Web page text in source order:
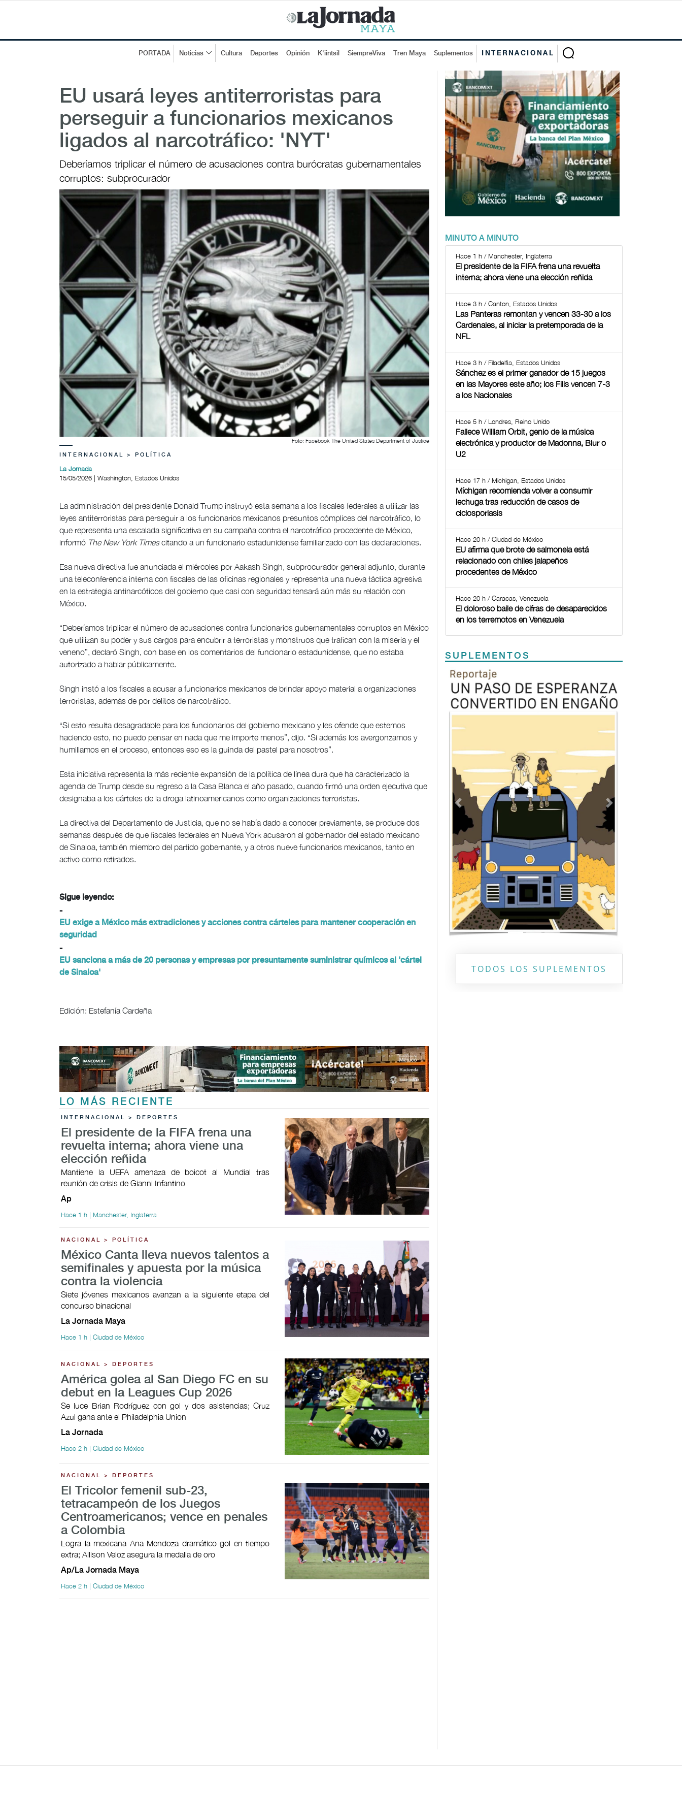
PORTADA Noticias Cultura Deportes Opinión K'iintsil SiempreViva Tren Maya Suplementos INTERNACIONAL
EU usará leyes antiterroristas para
perseguir a funcionarios mexicanos
ligados al narcotráfico: 'NYT'
Deberíamos triplicar el número de acusaciones contra burócratas gubernamentales
corruptos: subprocurador
Foto: Facebook The United States Department of Justice
INTERNACIONAL > POLÍTICA
La Jornada
15/05/2026 | Washington, Estados Unidos
La administración del presidente Donald Trump instruyó esta semana a los fiscales federales a utilizar las
leyes antiterroristas para perseguir a los funcionarios mexicanos presuntos cómplices del narcotráfico, lo
que representa una escalada significativa en su campaña contra el narcotráfico procedente de México,
informó The New York Timescitando a un funcionario estadunidense familiarizado con las declaraciones.
Esa nueva directiva fue anunciada el miércoles por Aakash Singh, subprocurador general adjunto, durante
una teleconferencia interna con fiscales de las oficinas regionales y representa una nueva táctica agresiva
en la estrategia antinarcóticos del gobierno que casi con seguridad tensará aún más su relación con
México.
“Deberíamos triplicar el número de acusaciones contra funcionarios gubernamentales corruptos en México
que utilizan su poder y sus cargos para encubrir a terroristas y monstruos que trafican con la miseria y el
veneno”, declaró Singh, con base en los comentarios del funcionario estadunidense, que no estaba
autorizado a hablar públicamente.
Singh instó a los fiscales a acusar a funcionarios mexicanos de brindar apoyo material a organizaciones
terroristas, además de por delitos de narcotráfico.
“Si esto resulta desagradable para los funcionarios del gobierno mexicano y les ofende que estemos
haciendo esto, no puedo pensar en nada que me importe menos”, dijo. “Si además los avergonzamos y
humillamos en el proceso, entonces eso es la guinda del pastel para nosotros”.
Esta iniciativa representa la más reciente expansión de la política de línea dura que ha caracterizado la
agenda de Trump desde su regreso a la Casa Blanca el año pasado, cuando firmó una orden ejecutiva que
designaba a los cárteles de la droga latinoamericanos como organizaciones terroristas.
La directiva del Departamento de Justicia, que no se había dado a conocer previamente, se produce dos
semanas después de que fiscales federales en Nueva York acusaron al gobernador del estado mexicano
de Sinaloa, también miembro del partido gobernante, y a otros nueve funcionarios mexicanos, tanto en
activo como retirados.
Sigue leyendo:
-
EU exige a México más extradiciones y acciones contra cárteles para mantener cooperación en
seguridad
-
EU sanciona a más de 20 personas y empresas por presuntamente suministrar químicos al 'cártel
de Sinaloa'
Edición: Estefanía Cardeña
LO MÁS RECIENTE
INTERNACIONAL > DEPORTES
El presidente de la FIFA frena una
revuelta interna; ahora viene una
elección reñida
Mantiene la UEFA amenaza de boicot al Mundial tras
reunión de crisis de Gianni Infantino
Ap
Hace 1 h | Manchester, Inglaterra
NACIONAL > POLÍTICA
México Canta lleva nuevos talentos a
semifinales y apuesta por la música
contra la violencia
Siete jóvenes mexicanos avanzan a la siguiente etapa del
concurso binacional
La Jornada Maya
Hace 1 h | Ciudad de México
NACIONAL > DEPORTES
América golea al San Diego FC en su
debut en la Leagues Cup 2026
Se luce Brian Rodríguez con gol y dos asistencias; Cruz
Azul gana ante el Philadelphia Union
La Jornada
Hace 2 h | Ciudad de México
NACIONAL > DEPORTES
El Tricolor femenil sub-23,
tetracampeón de los Juegos
Centroamericanos; vence en penales
a Colombia
Logra la mexicana Ana Mendoza dramático gol en tiempo
extra; Allison Veloz asegura la medalla de oro
Ap/La Jornada Maya
Hace 2 h | Ciudad de México
MINUTO A MINUTO
Hace 1 h / Manchester, Inglaterra
El presidente de la FIFA frena una revuelta
interna; ahora viene una elección reñida
Hace 3 h / Canton, Estados Unidos
Las Panteras remontan y vencen 33-30 a los
Cardenales, al iniciar la pretemporada de la
NFL
Hace 3 h / Filadelfia, Estados Unidos
Sánchez es el primer ganador de 15 juegos
en las Mayores este año; los Filis vencen 7-3
a los Nacionales
Hace 5 h / Londres, Reino Unido
Fallece William Orbit, genio de la música
electrónica y productor de Madonna, Blur o
U2
Hace 17 h / Michigan, Estados Unidos
Míchigan recomienda volver a consumir
lechuga tras reducción de casos de
ciclosporiasis
Hace 20 h / Ciudad de México
EU afirma que brote de salmonela está
relacionado con chiles jalapeños
procedentes de México
Hace 20 h / Caracas, Venezuela
El doloroso baile de cifras de desaparecidos
en los terremotos en Venezuela
SUPLEMENTOS
Previous
TODOS LOS SUPLEMENTOS